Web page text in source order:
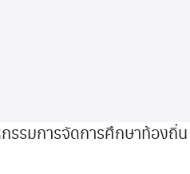
รรมการจัดการศึกษาท้อง